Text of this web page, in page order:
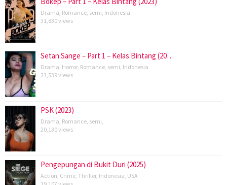
Drama Romance semi Indonesia
31,830 views
Setan Sange – Part 1 – Kelas Bintang (20…
Drama Horror, Romance semi Indonesia
23,539 views
PSK (2023)
Drama Romance semi
20,130 views
Pengepungan di Bukit Duri (2025)
Action Crime Thriller, Indonesia USA